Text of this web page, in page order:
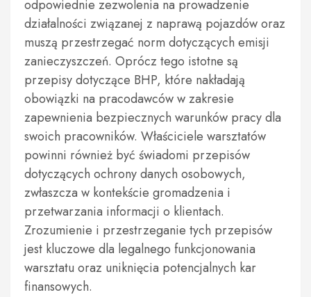
odpowiednie zezwolenia na prowadzenie
działalności związanej z naprawą pojazdów oraz
muszą przestrzegać norm dotyczących emisji
zanieczyszczeń. Oprócz tego istotne są
przepisy dotyczące BHP, które nakładają
obowiązki na pracodawców w zakresie
zapewnienia bezpiecznych warunków pracy dla
swoich pracowników. Właściciele warsztatów
powinni również być świadomi przepisów
dotyczących ochrony danych osobowych,
zwłaszcza w kontekście gromadzenia i
przetwarzania informacji o klientach.
Zrozumienie i przestrzeganie tych przepisów
jest kluczowe dla legalnego funkcjonowania
warsztatu oraz uniknięcia potencjalnych kar
finansowych.